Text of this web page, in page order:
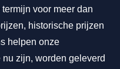
voor meer dan
historische prijzen
helpen onze
zijn, worden geleverd